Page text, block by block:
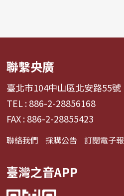
聯繫央廣
臺北市104中山區北安路55號
TEL : 886-2-28856168
FAX : 886-2-28855423
聯絡我們 採購公告 訂閱電子報
臺灣之音APP